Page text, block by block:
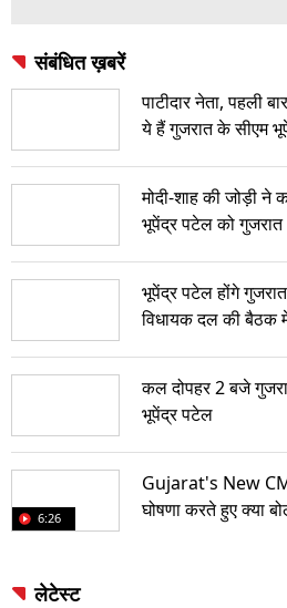
संबंधित ख़बरें
पाटीदार नेता, पहली
ये हैं गुजरात के सीएम
मोदी-शाह की जोड़ी ने
भूपेंद्र पटेल को गुजरात
भूपेंद्र पटेल होंगे
विधायक दल की बैठक
कल दोपहर 2 बजे
भूपेंद्र पटेल
6:26
Gujarat's New
घोषणा करते हुए क्या
लेटेस्ट